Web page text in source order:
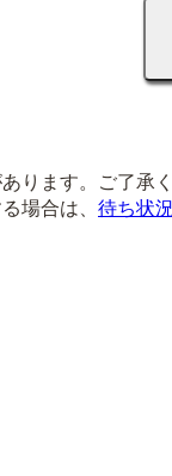
ります。ご了承く
場合は、 待ち状